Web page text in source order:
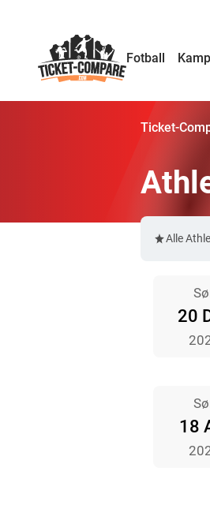
Fotball
Ticket-
Alle
20
18